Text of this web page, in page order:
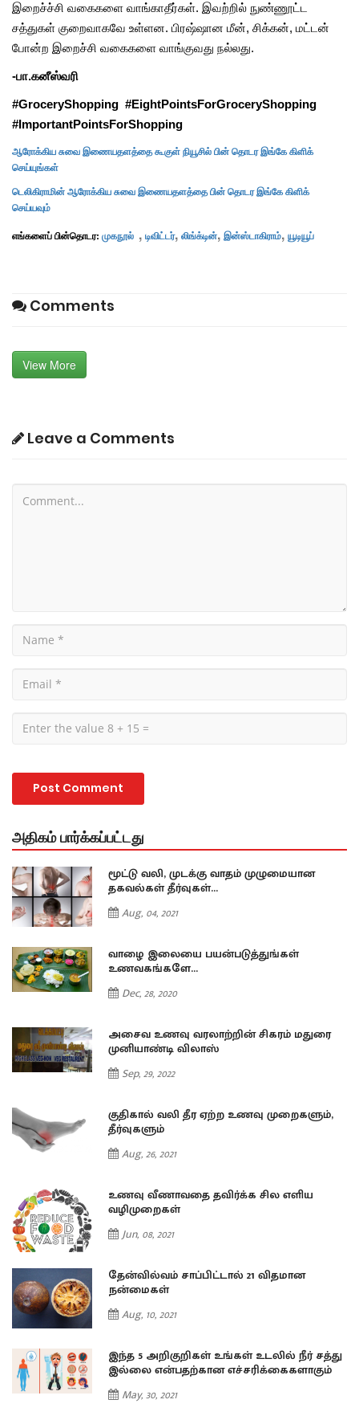
இறைச்ச்சி வகைகளை வாங்காதீர்கள். இவற்றில் நுண்ணூட்ட
சத்துகள் குறைவாகவே உள்ளன. பிரஷ்ஷான மீன், சிக்கன், மட்டன்
போன்ற இறைச்சி வகைகளை வாங்குவது நல்லது.
-பா.கனீஸ்வரி
#GroceryShopping #EightPointsForGroceryShopping
#ImportantPointsForShopping
ஆரோக்கிய சுவை இணையதளத்தை கூகுள் நியூசில் பின் தொடர இங்கே கிளிக்
செய்யுங்கள்
டெலிகிராமின் ஆரோக்கிய சுவை இணையதளத்தை பின் தொடர இங்கே கிளிக்
செய்யவும்
எங்களைப் பின்தொடர: முகநூல் , டிவிட்டர், லிங்க்டின், இன்ஸ்டாகிராம், யூடியூப்
Comments
View More
Leave a Comments
அதிகம் பார்க்கப்பட்டது
மூட்டு வலி, முடக்கு வாதம் முழுமையான
தகவல்கள் தீர்வுகள்...
Aug, 04, 2021
வாழை இலையை பயன்படுத்துங்கள்
உணவகங்களே...
Dec, 28, 2020
அசைவ உணவு வரலாற்றின் சிகரம் மதுரை
முனியாண்டி விலாஸ்
Sep, 29, 2022
குதிகால் வலி தீர ஏற்ற உணவு முறைகளும்,
தீர்வுகளும்
Aug, 26, 2021
உணவு வீணாவதை தவிர்க்க சில எளிய
வழிமுறைகள்
Jun, 08, 2021
தேன்வில்வம் சாப்பிட்டால் 21 விதமான
நன்மைகள்
Aug, 10, 2021
இந்த 5 அறிகுறிகள் உங்கள் உடலில் நீர் சத்து
இல்லை என்பதற்கான எச்சரிக்கைகளாகும்
May, 30, 2021